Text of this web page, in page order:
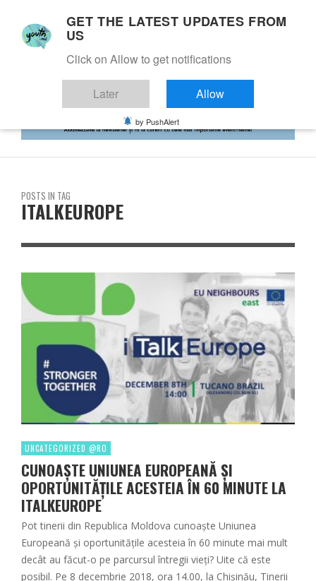
POSTS IN TAG
ITALKEUROPE
UNCATEGORIZED @RO
CUNOAȘTE UNIUNEA EUROPEANĂ ȘI
OPORTUNITĂȚILE ACESTEIA ÎN 60 MINUTE LA
ITALKEUROPE
Pot tinerii din Republica Moldova cunoaște Uniunea
Europeană și oportunitățile acesteia în 60 minute mai mult
decât au făcut-o pe parcursul întregii vieți? Uite că este
posibil. Pe 8 decembrie 2018, ora 14.00, la Chișinău, Tinerii
GET THE LATEST UPDATES FROM
US
Click on Allow to get notifications
Later Allow
by PushAlert